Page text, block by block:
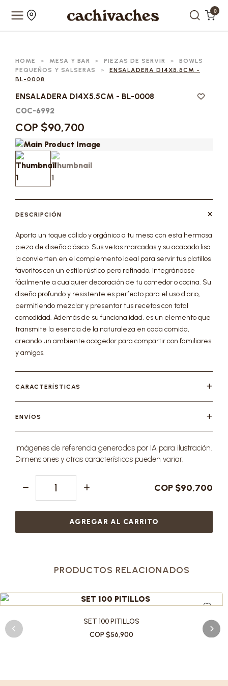
0
HOME > MESA Y BAR > PIEZAS DE SERVIR >
BOWLS
PEQUEÑOS Y SALSERAS
>
ENSALADERA D14X5.5CM -
BL-0008
ENSALADERA D14X5.5CM - BL-0008
COC-6992
COP $90,700
DESCRIPCIÓN
Aporta un toque cálido y orgánico a tu mesa con esta hermosa
pieza de diseño clásico. Sus vetas marcadas y su acabado liso
la convierten en el complemento ideal para servir tus platillos
favoritos con un estilo rústico pero refinado, integrándose
fácilmente a cualquier decoración de tu comedor o cocina. Su
diseño profundo y resistente es perfecto para el uso diario,
permitiendo mezclar y presentar tus recetas con total
comodidad. Además de su funcionalidad, es un elemento que
transmite la esencia de la naturaleza en cada comida,
creando un ambiente acogedor para compartir con familiares
y amigos.
CARACTERÍSTICAS
ENVÍOS
Imágenes de referencia generadas por IA para ilustración.
Dimensiones y otras características pueden variar.
COP $90,700
AGREGAR AL CARRITO
PRODUCTOS RELACIONADOS
SET 100 PITILLOS
COP $56,900